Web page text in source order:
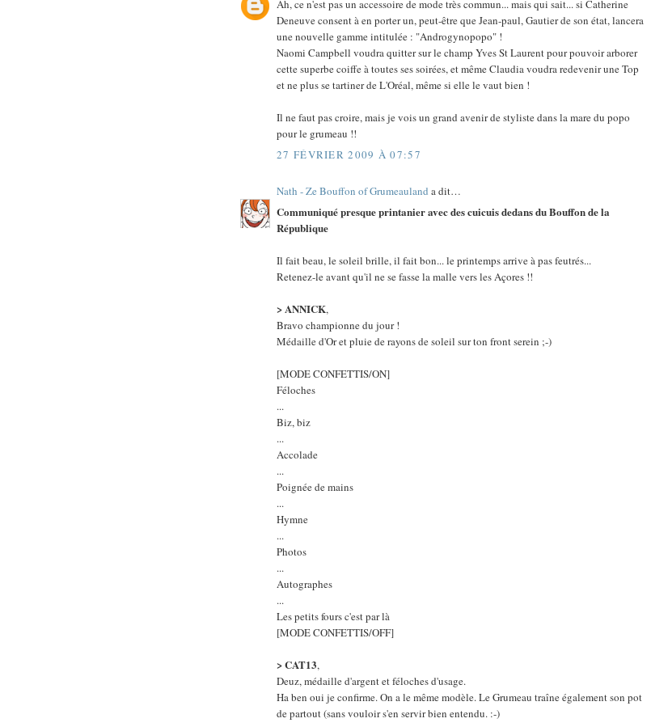
Ah, ce n'est pas un accessoire de mode très commun... mais qui sait... si Catherine
Deneuve consent à en porter un, peut-être que Jean-paul, Gautier de son état, lancera
une nouvelle gamme intitulée : "Androgynopopo" !
Naomi Campbell voudra quitter sur le champ Yves St Laurent pour pouvoir arborer
cette superbe coiffe à toutes ses soirées, et même Claudia voudra redevenir une Top
et ne plus se tartiner de L'Oréal, même si elle le vaut bien !
Il ne faut pas croire, mais je vois un grand avenir de styliste dans la mare du popo
pour le grumeau !!
27 FÉVRIER 2009 À 07:57
Nath - Ze Bouffon of Grumeauland a dit…
Communiqué presque printanier avec des cuicuis dedans du Bouffon de la
République
Il fait beau, le soleil brille, il fait bon... le printemps arrive à pas feutrés...
Retenez-le avant qu'il ne se fasse la malle vers les Açores !!
> ANNICK,
Bravo championne du jour !
Médaille d'Or et pluie de rayons de soleil sur ton front serein ;-)
[MODE CONFETTIS/ON]
Féloches
...
Biz, biz
...
Accolade
...
Poignée de mains
...
Hymne
...
Photos
...
Autographes
...
Les petits fours c'est par là
[MODE CONFETTIS/OFF]
> CAT13,
Deuz, médaille d'argent et féloches d'usage.
Ha ben oui je confirme. On a le même modèle. Le Grumeau traîne également son pot
de partout (sans vouloir s'en servir bien entendu. :-)